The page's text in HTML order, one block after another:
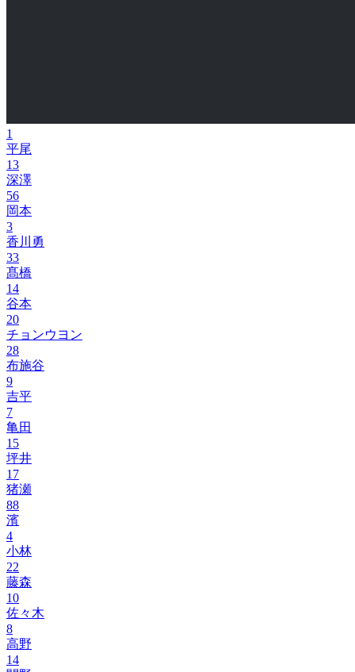
1
平尾
13
深澤
56
岡本
3
香川勇
33
髙橋
14
谷本
20
チョンウヨン
28
布施谷
9
吉平
7
亀田
15
坪井
17
猪瀬
88
濱
4
小林
22
藤森
10
佐々木
8
高野
14